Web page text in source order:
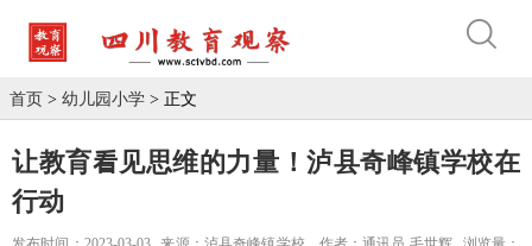
首页 > 幼儿园小学 > 正文
让教育看见思维的力量！泸县奇峰镇学校在
行动